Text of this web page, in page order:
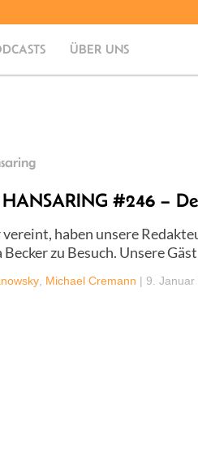
ÜBER UNS
HANSARING #246 –
haben unsere
Becker zu Besuch. Unsere
Michael Cremann | 9. Januar